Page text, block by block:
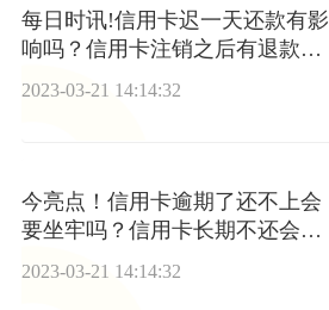
每日时讯!信用卡迟一天还款有影
响吗？信用卡注销之后有退款怎
么办？
2023-03-21 14:14:32
今亮点！信用卡逾期了还不上会
要坐牢吗？信用卡长期不还会影
2023-03-21 14:14:32